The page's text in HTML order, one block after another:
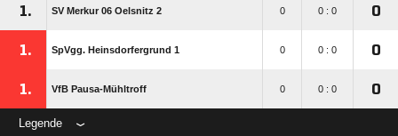
1. SV Merkur 06 Oelsnitz 2 0 0 : 0 0
1. SpVgg. Heinsdorfergrund 1 0 0 : 0 0
1. VfB Pausa-Mühltroff 0 0 : 0 0
Legende